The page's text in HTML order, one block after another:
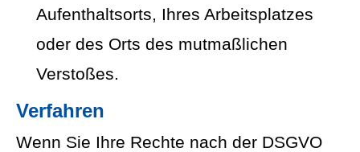
Aufenthaltsorts, Ihres Arbeitsplatzes
oder des Orts des mutmaßlichen
Verstoßes.
Verfahren
Wenn Sie Ihre Rechte nach der DSGVO